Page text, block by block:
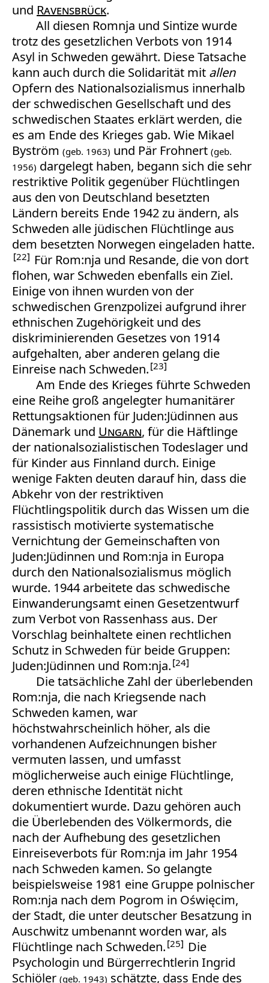
und Ravensbrück.
All diesen Romnja und Sintize wurde
trotz des gesetzlichen Verbots von 1914
Asyl in Schweden gewährt. Diese Tatsache
kann auch durch die Solidarität mit allen
Opfern des Nationalsozialismus innerhalb
der schwedischen Gesellschaft und des
schwedischen Staates erklärt werden, die
es am Ende des Krieges gab. Wie Mikael
Byström (geb. 1963) und Pär Frohnert (geb.
1956) dargelegt haben, begann sich die sehr
restriktive Politik gegenüber Flüchtlingen
aus den von Deutschland besetzten
Ländern bereits Ende 1942 zu ändern, als
Schweden alle jüdischen Flüchtlinge aus
dem besetzten Norwegen eingeladen hatte.
22
Für Rom:nja und Resande, die von dort
flohen, war Schweden ebenfalls ein Ziel.
Einige von ihnen wurden von der
schwedischen Grenzpolizei aufgrund ihrer
ethnischen Zugehörigkeit und des
diskriminierenden Gesetzes von 1914
aufgehalten, aber anderen gelang die
Einreise nach Schweden. 23
Am Ende des Krieges führte Schweden
eine Reihe groß angelegter humanitärer
Rettungsaktionen für Juden:Jüdinnen aus
Dänemark und Ungarn, für die Häftlinge
der nationalsozialistischen Todeslager und
für Kinder aus Finnland durch. Einige
wenige Fakten deuten darauf hin, dass die
Abkehr von der restriktiven
Flüchtlingspolitik durch das Wissen um die
rassistisch motivierte systematische
Vernichtung der Gemeinschaften von
Juden:Jüdinnen und Rom:nja in Europa
durch den Nationalsozialismus möglich
wurde. 1944 arbeitete das schwedische
Einwanderungsamt einen Gesetzentwurf
zum Verbot von Rassenhass aus. Der
Vorschlag beinhaltete einen rechtlichen
Schutz in Schweden für beide Gruppen:
Juden:Jüdinnen und Rom:nja. 24
Die tatsächliche Zahl der überlebenden
Rom:nja, die nach Kriegsende nach
Schweden kamen, war
höchstwahrscheinlich höher, als die
vorhandenen Aufzeichnungen bisher
vermuten lassen, und umfasst
möglicherweise auch einige Flüchtlinge,
deren ethnische Identität nicht
dokumentiert wurde. Dazu gehören auch
die Überlebenden des Völkermords, die
nach der Aufhebung des gesetzlichen
Einreiseverbots für Rom:nja im Jahr 1954
nach Schweden kamen. So gelangte
beispielsweise 1981 eine Gruppe polnischer
Rom:nja nach dem Pogrom in Oświęcim,
der Stadt, die unter deutscher Besatzung in
Auschwitz umbenannt worden war, als
Flüchtlinge nach Schweden. 25
Die
Psychologin und Bürgerrechtlerin Ingrid
Schiöler (geb. 1943) schätzte, dass Ende des